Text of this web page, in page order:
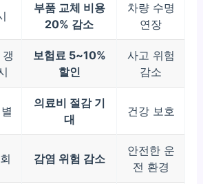
부품 교체 비용
20% 감소
차량 수명
연장
보험료 5~10%
할인
사고 위험
감소
의료비 절감 기
대
건강 보호
감염 위험 감소
안전한 운
전 환경